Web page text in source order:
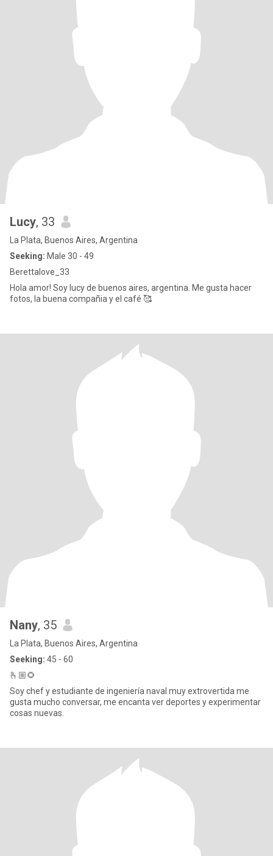
Lucy, 33
La Plata, Buenos Aires, Argentina
Seeking: Male 30 - 49
Berettalove_33
Hola amor! Soy lucy de buenos aires, argentina. Me gusta hacer
fotos, la buena compañia y el café 🥰
Nany, 35
La Plata, Buenos Aires, Argentina
Seeking: 45 - 60
🫰🏼🌻
Soy chef y estudiante de ingeniería naval muy extrovertida me
gusta mucho conversar, me encanta ver deportes y experimentar
cosas nuevas.